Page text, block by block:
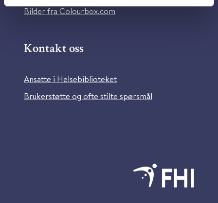
Bilder fra Colourbox.com
Kontakt oss
Ansatte i Helsebiblioteket
Brukerstøtte og ofte stilte spørsmål